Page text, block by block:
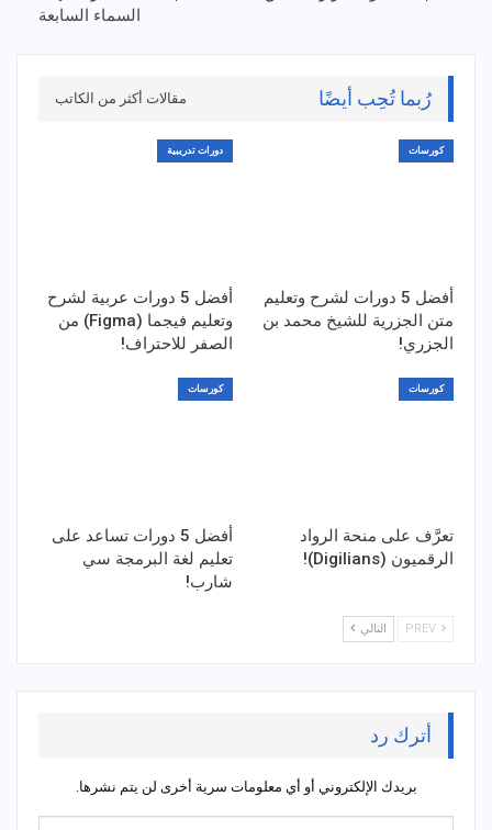
السماء السابعة
رُبما تُحِب أيضًا مقالات أكثر من الكاتب
كورسات
أفضل 5 دورات لشرح وتعليم
متن الجزرية للشيخ محمد بن
الجزري!
دورات تدريبية
أفضل 5 دورات عربية لشرح
وتعليم فيجما (Figma) من
الصفر للاحتراف!
كورسات
تعرَّف على منحة الرواد
الرقميون (Digilians)!
كورسات
أفضل 5 دورات تساعد على
تعليم لغة البرمجة سي
شارب!
التالي
أترك رد
بريدك الإلكتروني أو أي معلومات سرية أخرى لن يتم نشرها.